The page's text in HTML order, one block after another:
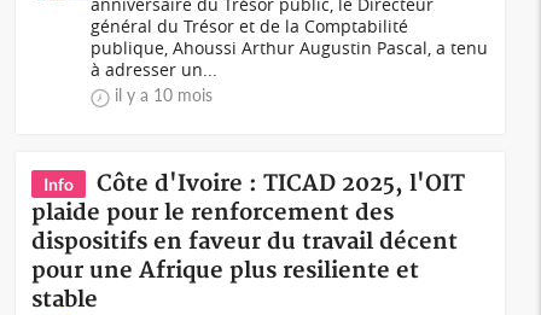
général du Trésor et de la Comptabilité
publique, Ahoussi Arthur Augustin Pascal, a tenu
à adresser un...
il y a 10 mois
Info
Côte d'Ivoire : TICAD 2025, l'OIT
plaide pour le renforcement des
dispositifs en faveur du travail décent
pour une Afrique plus resiliente et
stable